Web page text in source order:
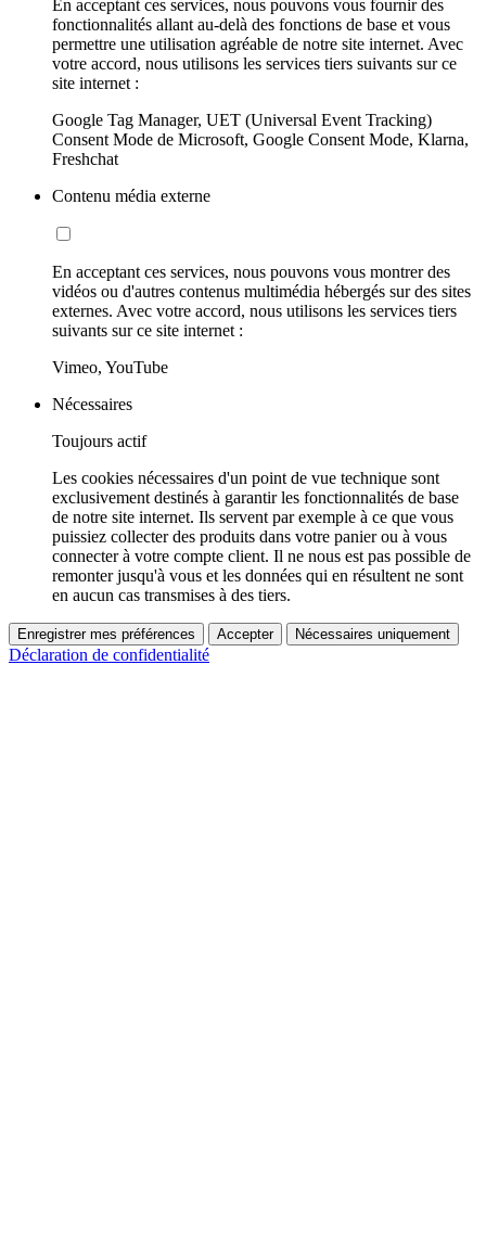
En acceptant ces services, nous pouvons vous fournir des
fonctionnalités allant au-delà des fonctions de base et vous
permettre une utilisation agréable de notre site internet. Avec
votre accord, nous utilisons les services tiers suivants sur ce
site internet :
Google Tag Manager, UET (Universal Event Tracking)
Consent Mode de Microsoft, Google Consent Mode, Klarna,
Freshchat
Contenu média externe
En acceptant ces services, nous pouvons vous montrer des
vidéos ou d'autres contenus multimédia hébergés sur des sites
externes. Avec votre accord, nous utilisons les services tiers
suivants sur ce site internet :
Vimeo, YouTube
Nécessaires
Toujours actif
Les cookies nécessaires d'un point de vue technique sont
exclusivement destinés à garantir les fonctionnalités de base
de notre site internet. Ils servent par exemple à ce que vous
puissiez collecter des produits dans votre panier ou à vous
connecter à votre compte client. Il ne nous est pas possible de
remonter jusqu'à vous et les données qui en résultent ne sont
en aucun cas transmises à des tiers.
Enregistrer mes préférences Accepter Nécessaires uniquement
Déclaration de confidentialité